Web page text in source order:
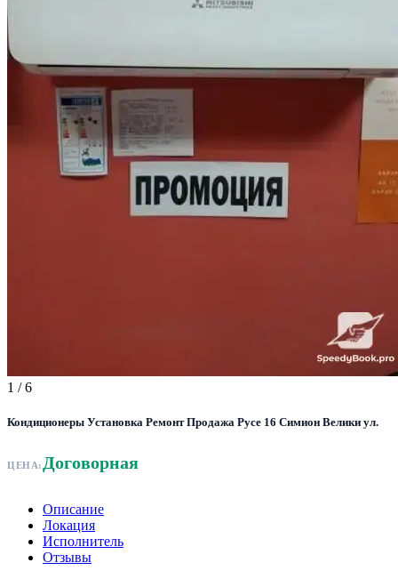
1 / 6
Кондиционеры Установка Ремонт Продажа Русе 16 Симион Велики ул.
ЦЕНА: Договорная
Описание
Локация
Исполнитель
Отзывы